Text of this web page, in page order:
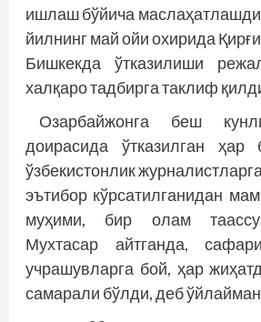
ишлаш бў­йича
йилнинг май ойи охирида
Бишкекда ўтказилиши
халқаро тадбирга таклиф
Озарбайжонга беш
доирасида ўтказилган ҳар
ўзбекистонлик
эътибор кўрсатилганидан
муҳими, бир олам
Мухтасар айтганда,
учрашувларга бой, ҳар
самарали бўлди, деб